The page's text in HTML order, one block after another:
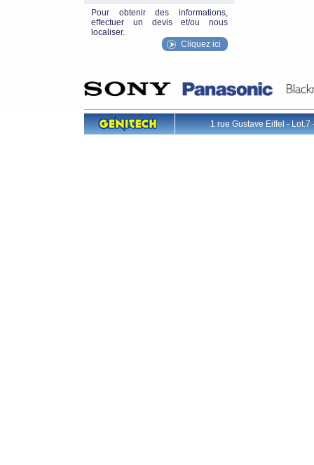
Pour obtenir des informations,
effectuer un devis et/ou nous
localiser.
Cliquez ici
1 rue Gustave Eiffel -